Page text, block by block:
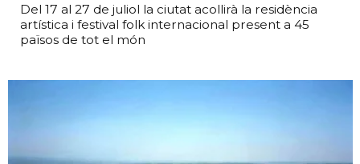
Del 17 al 27 de juliol la ciutat acollirà la residència
artística i festival folk internacional present a 45
països de tot el món